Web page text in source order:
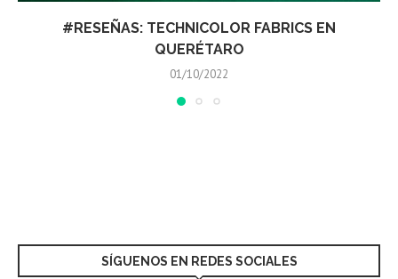
RESEÑAS: COMISARIO PANTERA EN QUERÉTARO
06/09/2022